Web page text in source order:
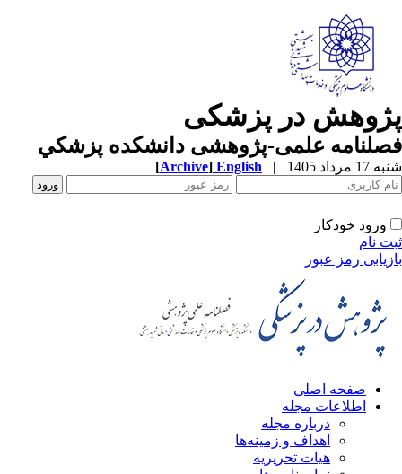
در پزشکی
علمی-پژوهشی دانشکده پزشکي
مرداد 1405 |
English
[Archive]
ورود خودکار
نام
رمز عبور
صفحه اصلی
اطلاعات مجله
درباره مجله
اهداف و زمینه‌ها
هیات تحریریه